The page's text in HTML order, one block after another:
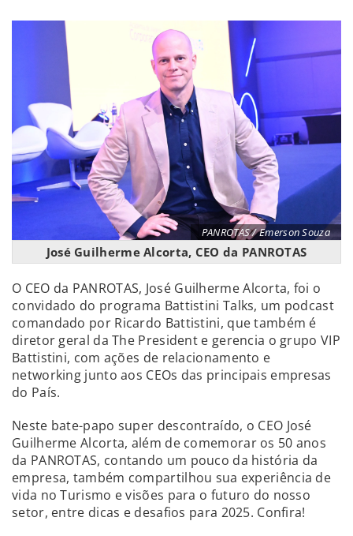
PANROTAS / Emerson Souza
José Guilherme Alcorta, CEO da PANROTAS
O CEO da PANROTAS, José Guilherme Alcorta, foi o
convidado do programa Battistini Talks, um podcast
comandado por Ricardo Battistini, que também é
diretor geral da The President e gerencia o grupo VIP
Battistini, com ações de relacionamento e
networking junto aos CEOs das principais empresas
do País.
Neste bate-papo super descontraído, o CEO José
Guilherme Alcorta, além de comemorar os 50 anos
da PANROTAS, contando um pouco da história da
empresa, também compartilhou sua experiência de
vida no Turismo e visões para o futuro do nosso
setor, entre dicas e desafios para 2025. Confira!